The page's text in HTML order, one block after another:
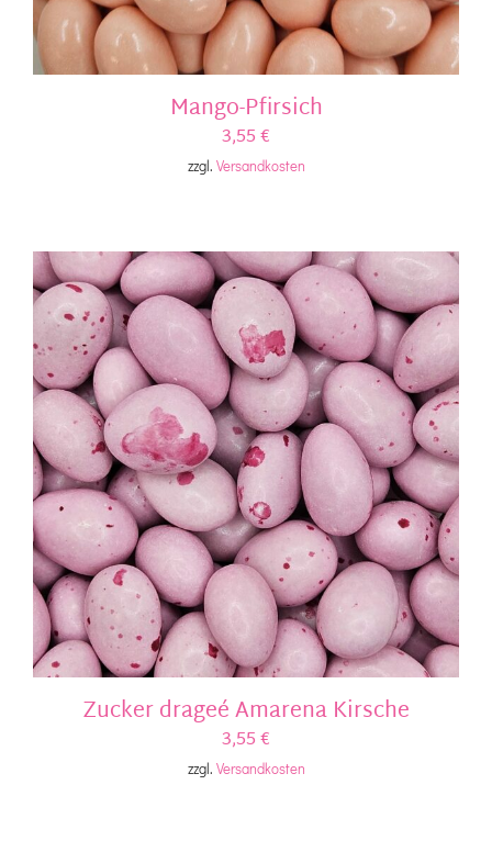
Mango-Pfirsich
3,55€
zzgl. Versandkosten
Zucker drageé Amarena Kirsche
3,55€
zzgl. Versandkosten